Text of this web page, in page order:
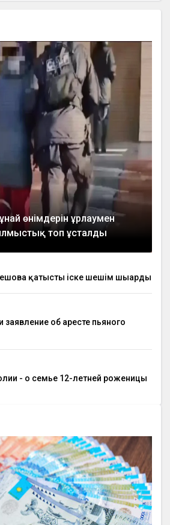
өнімдерін ұрлаумен
топ ұсталды
қатысты іске шешім шығарды
заявление об аресте пьяного
- о семье 12-летней роженицы